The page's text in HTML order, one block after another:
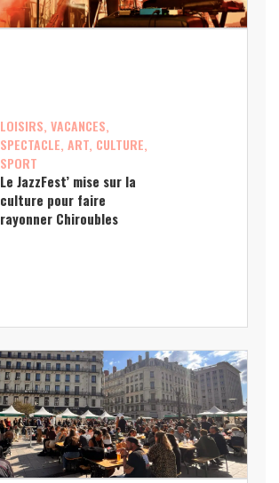
LOISIRS, VACANCES,
SPECTACLE, ART, CULTURE,
SPORT
Le JazzFest’ mise sur la
culture pour faire
rayonner Chiroubles